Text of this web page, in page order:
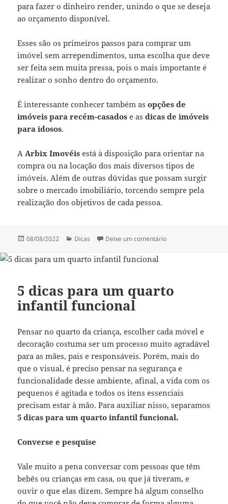
para fazer o dinheiro render, unindo o que se deseja
ao orçamento disponível.
Esses são os primeiros passos para comprar um
imóvel sem arrependimentos, uma escolha que deve
ser feita sem muita pressa, pois o mais importante é
realizar o sonho dentro do orçamento.
É interessante conhecer também asopções de
imóveis para recém-casados e asdicas de imóveis
para idosos.
A Arbix Imovéisestá à disposição para orientar na
compra ou na locação dos mais diversos tipos de
imóveis. Além de outras dúvidas que possam surgir
sobre o mercado imobiliário, torcendo sempre pela
realização dos objetivos de cada pessoa.
Publicado
08/08/2022 Categorias
Dicas Deixe um comentárioem Primeiros
5 dicas para um quarto
infantil funcional
Pensar no quarto da criança, escolher cada móvel e
decoração costuma ser um processo muito agradável
para as mães, pais e responsáveis. Porém, mais do
que o visual, é preciso pensar na segurança e
funcionalidade desse ambiente, afinal, a vida com os
pequenos é agitada e todos os itens essenciais
precisam estar à mão. Para auxiliar nisso, separamos
5 dicas para um quarto infantil funcional.
Converse e pesquise
Vale muito a pena conversar com pessoas que têm
bebês ou crianças em casa, ou que já tiveram, e
ouvir o que elas dizem. Sempre há algum conselho